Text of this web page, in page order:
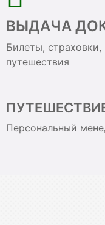
ВЫДАЧА
Билеты,
путешествия
Персональный